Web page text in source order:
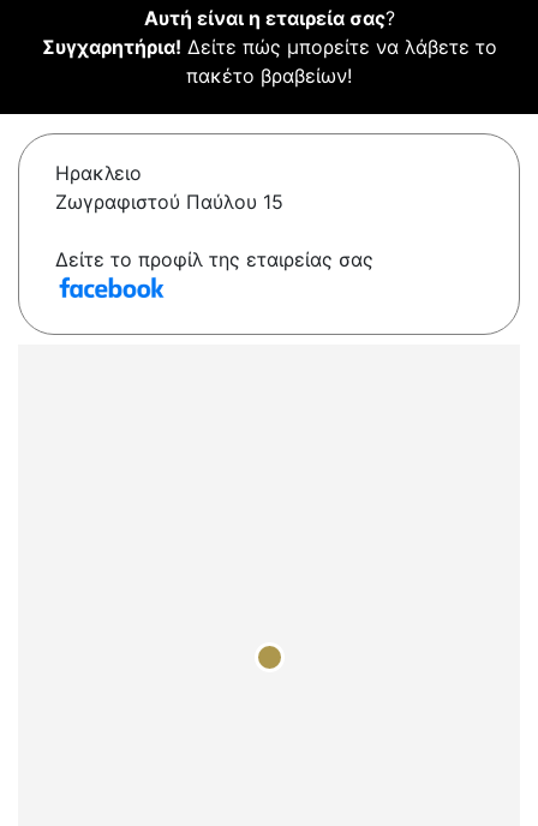
Αυτή είναι η εταιρεία σας?
Συγχαρητήρια! Δείτε πώς μπορείτε να λάβετε το
πακέτο βραβείων!
Ηρακλειο
Ζωγραφιστού Παύλου 15
Δείτε το προφίλ της εταιρείας σας